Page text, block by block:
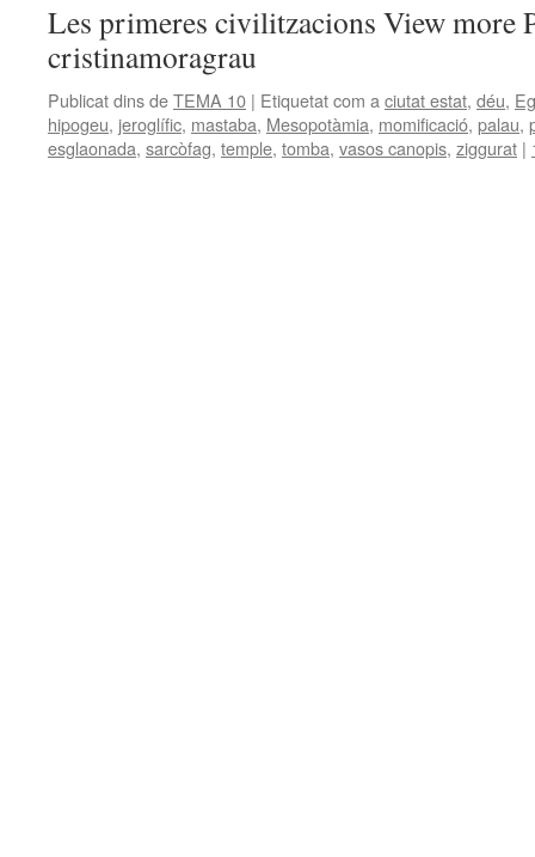
Les primeres civilitzacions View more
cristinamoragrau
Publicat dins deTEMA 10 | Etiquetat com a ciutat estat, déu,
hipogeu, jeroglífic, mastaba, Mesopotàmia, momificació, palau,
esglaonada, sarcòfag, temple, tomba, vasos canopis, ziggurat |